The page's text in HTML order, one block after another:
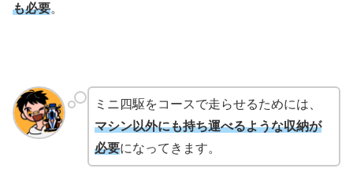
も必要。
ミニ四駆をコースで走らせるためには、
マシン以外にも持ち運べるような収納が
必要になってきます。